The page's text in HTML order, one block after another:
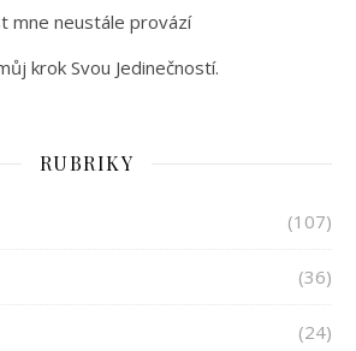
mne neustále provází
krok Svou Jedinečností.
RUBRIKY
(107)
(36)
(24)